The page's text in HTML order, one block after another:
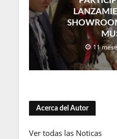
11
Acerca del Autor
Ver todas las Noticas